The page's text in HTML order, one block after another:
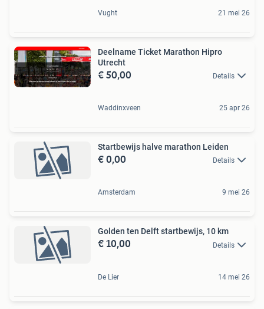
Vught 21 mei 26
Deelname Ticket Marathon Hipro
Utrecht
€ 50,00 Details
Waddinxveen 25 apr 26
Startbewijs halve marathon Leiden
€ 0,00 Details
Amsterdam 9 mei 26
Golden ten Delft startbewijs, 10 km
€ 10,00 Details
De Lier 14 mei 26